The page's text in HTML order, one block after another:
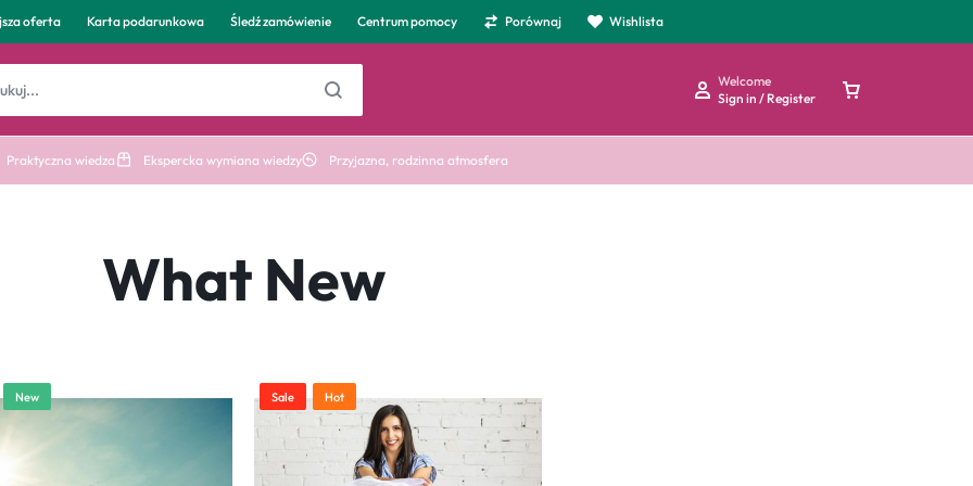
oferta Karta podarunkowa Śledź zamówienie Centrum pomocy Porównaj Wishlista
Welcome
Sign in / Register
Praktyczna wiedza Ekspercka wymiana wiedzy Przyjazna, rodzinna atmosfera
What New
New Sale Hot